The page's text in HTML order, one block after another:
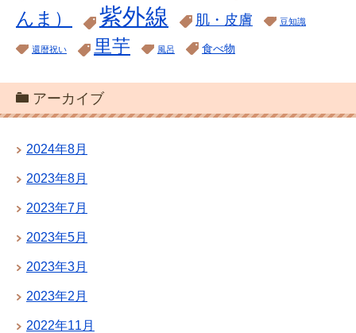
んま）
紫外線 肌・皮膚 豆知識
還暦祝い 里芋 風呂 食べ物
アーカイブ
2024年8月
2023年8月
2023年7月
2023年5月
2023年3月
2023年2月
2022年11月